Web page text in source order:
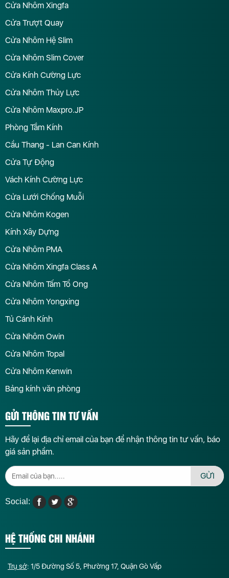
Cửa Nhôm Xingfa
Cửa Trượt Quay
Cửa Nhôm Hệ Slim
Cửa Nhôm Slim Cover
Cửa Kính Cường Lực
Cửa Nhôm Thủy Lực
Cửa Nhôm Maxpro.JP
Phòng Tắm Kính
Cầu Thang - Lan Can Kính
Cửa Tự Động
Vách Kính Cường Lực
Cửa Lưới Chống Muỗi
Cửa Nhôm Kogen
Kính Xây Dựng
Cửa Nhôm PMA
Cửa Nhôm Xingfa Class A
Cửa Nhôm Tấm Tổ Ong
Cửa Nhôm Yongxing
Tủ Cánh Kính
Cửa Nhôm Owin
Cửa Nhôm Topal
Cửa Nhôm Kenwin
Bảng kính văn phòng
GỬI THÔNG TIN TƯ VẤN
Hãy để lại địa chỉ email của bạn để nhận thông tin tư vấn, báo
giá sản phẩm.
GỬI
Social:
HỆ THỐNG CHI NHÁNH
Trụ sở: 1/5 Đường Số 5, Phường 17, Quận Gò Vấp